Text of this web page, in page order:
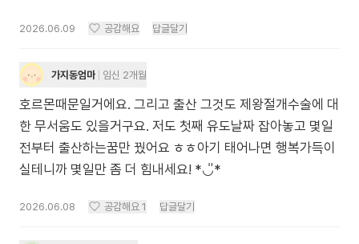
2026.06.09 공감해요 답글달기
가지동엄마 임신 2개월
호르몬때문일거에요. 그리고 출산 그것도 제왕절개수술에 대
한 무서움도 있을거구요. 저도 첫째 유도날짜 잡아놓고 몇일
전부터 출산하는꿈만 꿨어요 ㅎㅎ아기 태어나면 행복가득이
실테니까 몇일만 좀 더 힘내세요! *◡̎*
2026.06.08 공감해요 1 답글달기